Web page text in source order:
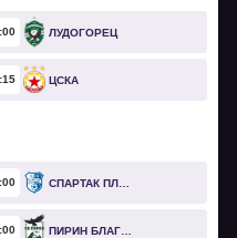
00 ЛУДОГОРЕЦ
15 ЦСКА
00 СПАРТАК ПЛЕВЕН
00 ПИРИН БЛАГОЕВГРАД